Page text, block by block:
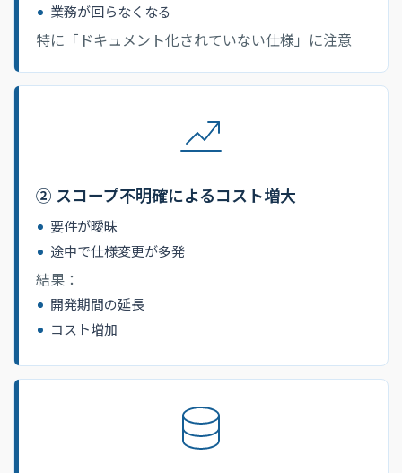
業務が回らなくなる
特に「ドキュメント化されていない仕様」に注意
② スコープ不明確によるコスト増大
要件が曖昧
途中で仕様変更が多発
結果：
開発期間の延長
コスト増加